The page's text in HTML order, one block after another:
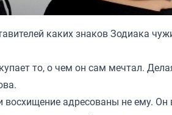
каких знаков Зодиака
то, о чем он сам мечтал.
адресованы не ему. Он